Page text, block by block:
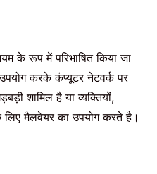
के रूप में परिभाषित किया जा
उपयोग करके कंप्यूटर नेटवर्क पर
शामिल है या व्यक्तियों,
लिए मैलवेयर का उपयोग करते है।